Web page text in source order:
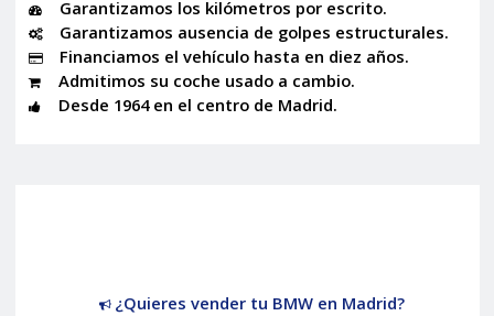
Garantizamos los kilómetros por escrito.
Garantizamos ausencia de golpes estructurales.
Financiamos el vehículo hasta en diez años.
Admitimos su coche usado a cambio.
Desde 1964 en el centro de Madrid.
¿Quieres vender tu BMW en Madrid?